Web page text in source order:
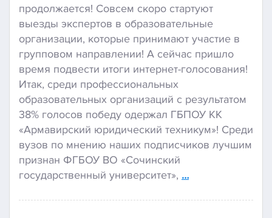
продолжается! Совсем скоро стартуют
выезды экспертов в образовательные
организации, которые принимают участие в
групповом направлении! А сейчас пришло
время подвести итоги интернет-голосования!
Итак, среди профессиональных
образовательных организаций с результатом
38% голосов победу одержал ГБПОУ КК
«Армавирский юридический техникум»! Среди
вузов по мнению наших подписчиков лучшим
признан ФГБОУ ВО «Сочинский
государственный университет», …